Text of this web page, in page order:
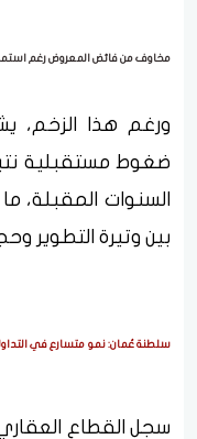
مخاوف من فائض المعروض رغم
ورغم هذا الزخم،
ضغوط مستقبلية
السنوات
بين وتيرة التطوير
سلطنة عُمان: نمو متسارع في التداولات
سجل القطاع